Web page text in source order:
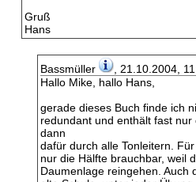
Gruß
Hans
Bassmüller
, 21.10.2004,
Hallo Mike, hallo Hans,
gerade dieses Buch finde ich
redundant und enthält fast
dann
dafür durch alle Tonleitern.
nur die Hälfte brauchbar, weil
Daumenlage reingehen. Auch